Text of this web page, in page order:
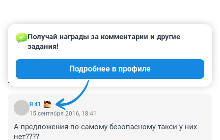
КОММЕНТАРИИ 49
Я 41
Получай награды за комментарии и другие
задания!
Подробнее в профиле
15 сентября 2016, 18:41
А предложения по самому безопасному такси у них
нет????